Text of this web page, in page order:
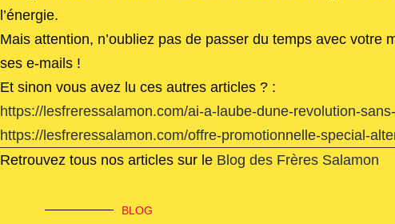
l’énergie.
Mais attention, n’oubliez pas de passer du temps avec votre
ses e-mails !
Et sinon vous avez lu ces autres articles ? :
https://lesfreressalamon.com/ai-a-laube-dune-revolution-
https://lesfreressalamon.com/offre-promotionnelle-special-
Retrouvez tous nos articles sur le Blog des Frères Salamon
BLOG